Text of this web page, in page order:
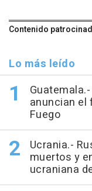
Contenido
Lo más leído
anuncian el
Fuego
Ucrania.-
muertos y
ucraniana